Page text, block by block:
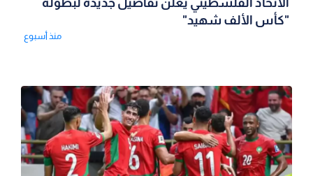
الاتحاد الفلسطيني يعلن تفاصيل جديدة لبطولة
"كأس الألف شهيد"
منذ أسبوع